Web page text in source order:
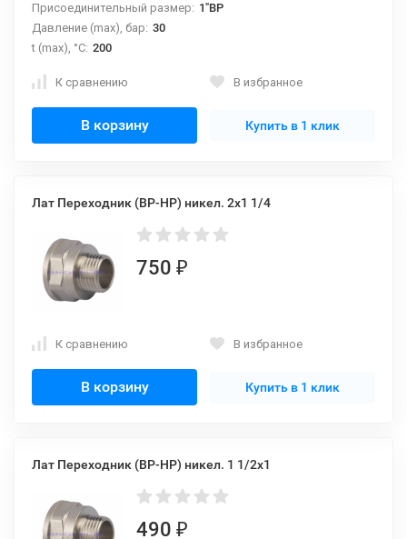
Присоединительный размер: 1"ВР
Давление (max), бар: 30
t (max), °С: 200
К сравнению В избранное
В корзину Купить в 1 клик
Лат Переходник (ВР-НР) никел. 2x1 1/4
750 ₽
К сравнению В избранное
В корзину Купить в 1 клик
Лат Переходник (ВР-НР) никел. 1 1/2x1
490 ₽